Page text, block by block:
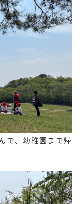
で、幼稚園まで帰